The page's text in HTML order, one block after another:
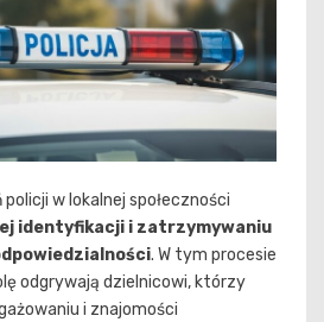
w lokalnej społeczności
identyfikacji i zatrzymywaniu
. W tym procesie
odgrywają dzielnicowi, którzy
i znajomości